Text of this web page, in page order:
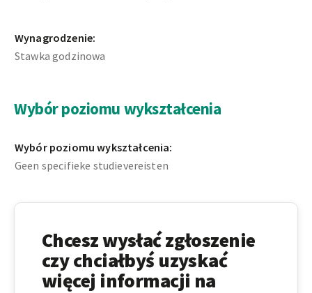
Wynagrodzenie:
Stawka godzinowa
Wybór poziomu wykształcenia
Wybór poziomu wykształcenia:
Geen specifieke studievereisten
Chcesz wysłać zgłoszenie
czy chciałbyś uzyskać
więcej informacji na